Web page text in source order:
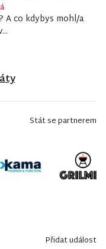
A co kdybys mohl/a
Stát se partnerem
Přidat událost